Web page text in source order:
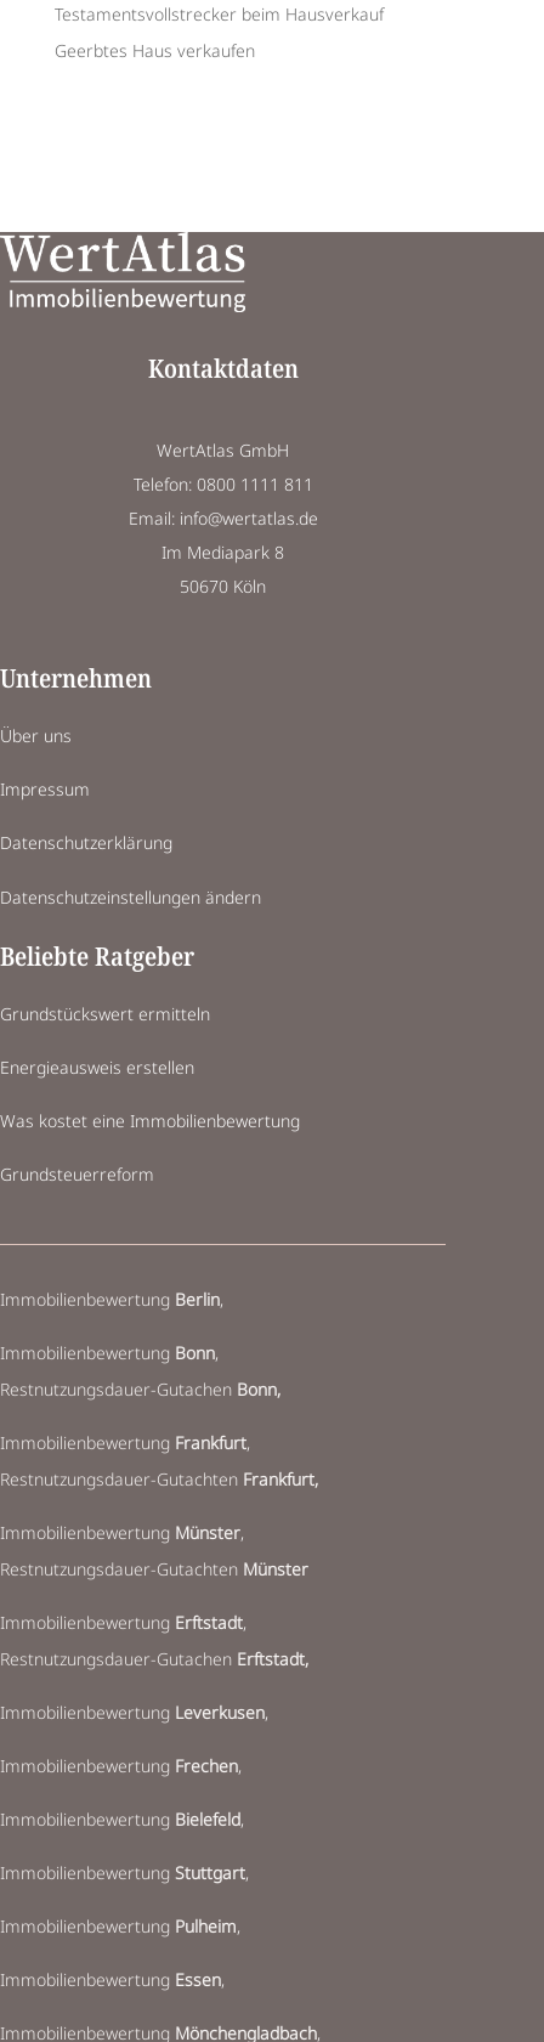
Testamentsvollstrecker beim Hausverkauf
Geerbtes Haus verkaufen
Kontaktdaten
WertAtlas GmbH
Telefon: 0800 1111 811
Email: info@wertatlas.de
Im Mediapark 8
50670 Köln
Unternehmen
Über uns
Impressum
Datenschutzerklärung
Datenschutzeinstellungen ändern
Beliebte Ratgeber
Grundstückswert ermitteln
Energieausweis erstellen
Was kostet eine Immobilienbewertung
Grundsteuerreform
Immobilienbewertung Berlin,
Immobilienbewertung Bonn,
Restnutzungsdauer-Gutachen Bonn,
Immobilienbewertung Frankfurt,
Restnutzungsdauer-Gutachten Frankfurt,
Immobilienbewertung Münster,
Restnutzungsdauer-Gutachten Münster
Immobilienbewertung Erftstadt,
Restnutzungsdauer-Gutachen Erftstadt,
Immobilienbewertung Leverkusen,
Immobilienbewertung Frechen,
Immobilienbewertung Bielefeld,
Immobilienbewertung Stuttgart,
Immobilienbewertung Pulheim,
Immobilienbewertung Essen,
Immobilienbewertung Mönchengladbach,